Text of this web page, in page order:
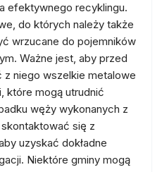
efektywnego recyklingu.
do których należy także
wrzucane do pojemników
Ważne jest, aby przed
z niego wszelkie metalowe
które mogą utrudnić
węży wykonanych z
się z
uzyskać dokładne
Niektóre gminy mogą